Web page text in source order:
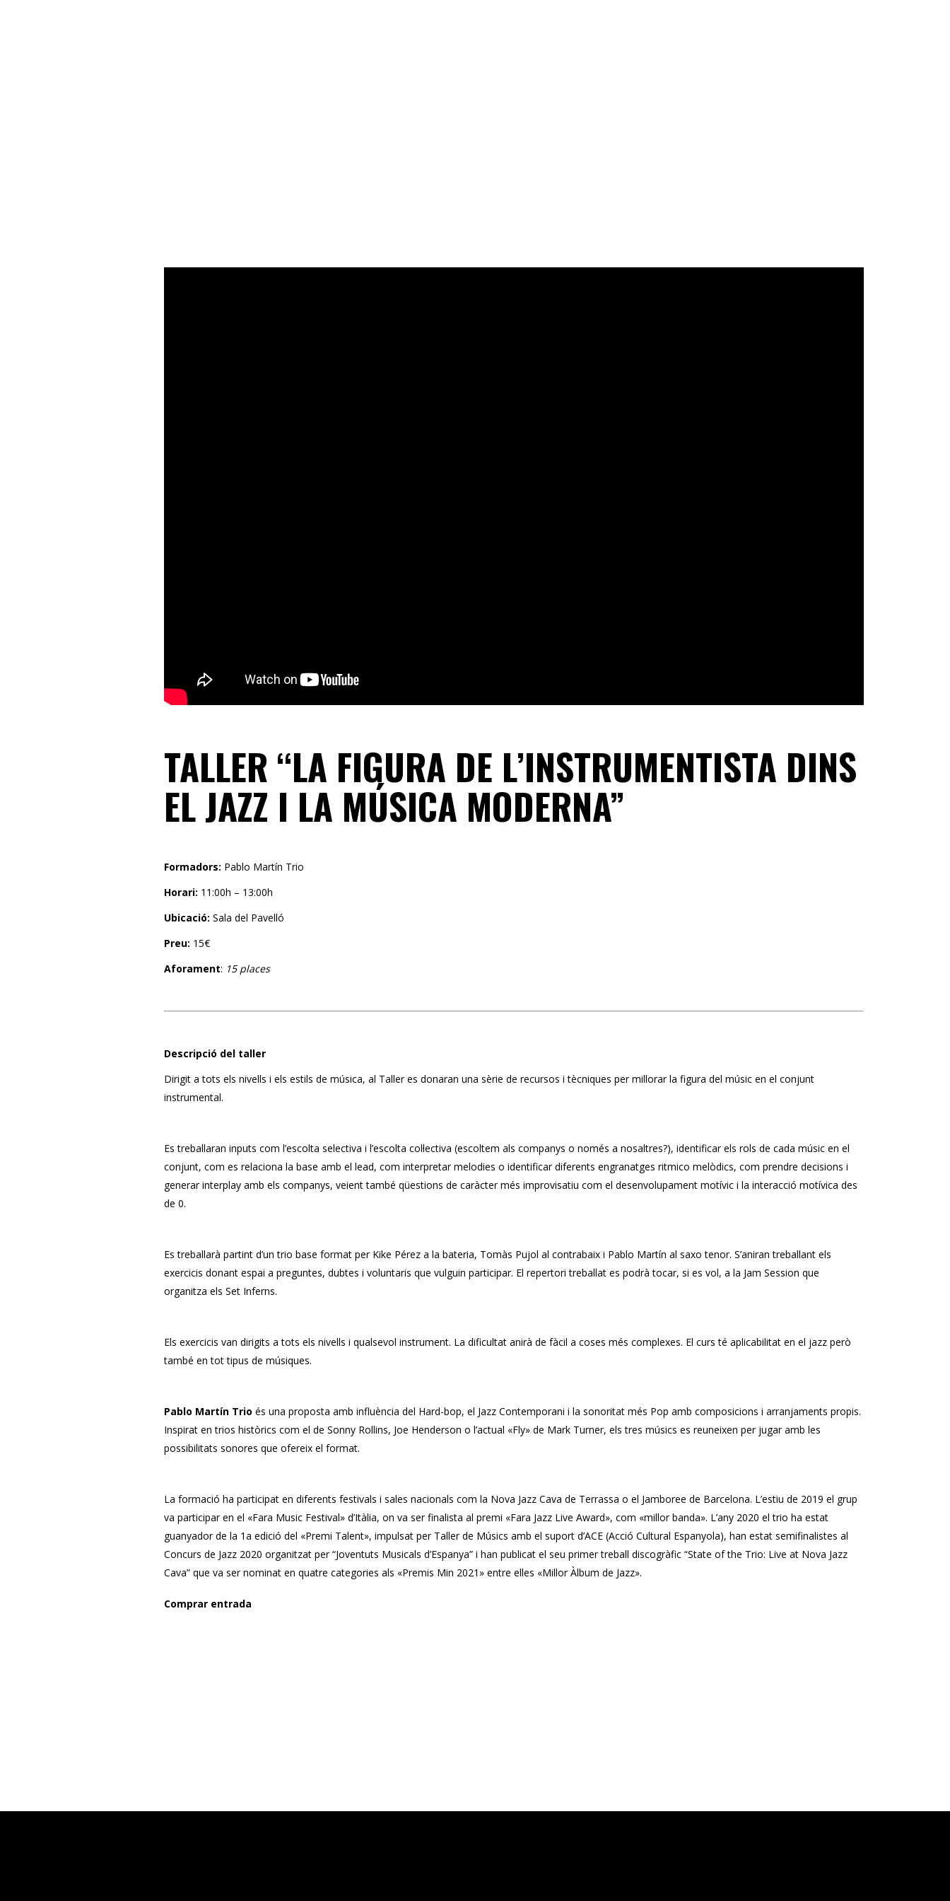
TALLER “LA FIGURA DE L’INSTRUMENTISTA DINS
EL JAZZ I LA MÚSICA MODERNA”
Formadors: Pablo Martín Trio
Horari: 11:00h – 13:00h
Ubicació: Sala del Pavelló
Preu: 15€
Aforament: 15 places
Descripció del taller
Dirigit a tots els nivells i els estils de música, al Taller es donaran una sèrie de recursos i tècniques per millorar la figura del músic en el conjunt
instrumental.
Es treballaran inputs com l’escolta selectiva i l’escolta col·lectiva (escoltem als companys o només a nosaltres?), identificar els rols de cada músic en el
conjunt, com es relaciona la base amb el lead, com interpretar melodies o identificar diferents engranatges ritmico melòdics, com prendre decisions i
generar interplay amb els companys, veient també qüestions de caràcter més improvisatiu com el desenvolupament motívic i la interacció motívica des
de 0.
Es treballarà partint d’un trio base format per Kike Pérez a la bateria, Tomàs Pujol al contrabaix i Pablo Martín al saxo tenor. S’aniran treballant els
exercicis donant espai a preguntes, dubtes i voluntaris que vulguin participar. El repertori treballat es podrà tocar, si es vol, a la Jam Session que
organitza els Set Inferns.
Els exercicis van dirigits a tots els nivells i qualsevol instrument. La dificultat anirà de fàcil a coses més complexes. El curs té aplicabilitat en el jazz però
també en tot tipus de músiques.
Pablo Martín Trio és una proposta amb influència del Hard-bop, el Jazz Contemporani i la sonoritat més Pop amb composicions i arranjaments propis.
Inspirat en trios històrics com el de Sonny Rollins, Joe Henderson o l’actual «Fly» de Mark Turner, els tres músics es reuneixen per jugar amb les
possibilitats sonores que ofereix el format.
La formació ha participat en diferents festivals i sales nacionals com la Nova Jazz Cava de Terrassa o el Jamboree de Barcelona. L’estiu de 2019 el grup
va participar en el «Fara Music Festival» d’Itàlia, on va ser finalista al premi «Fara Jazz Live Award», com «millor banda». L’any 2020 el trio ha estat
guanyador de la 1a edició del «Premi Talent», impulsat per Taller de Músics amb el suport d’ACE (Acció Cultural Espanyola), han estat semifinalistes al
Concurs de Jazz 2020 organitzat per “Joventuts Musicals d’Espanya” i han publicat el seu primer treball discogràfic “State of the Trio: Live at Nova Jazz
Cava” que va ser nominat en quatre categories als «Premis Min 2021» entre elles «Millor Àlbum de Jazz».
Comprar entrada